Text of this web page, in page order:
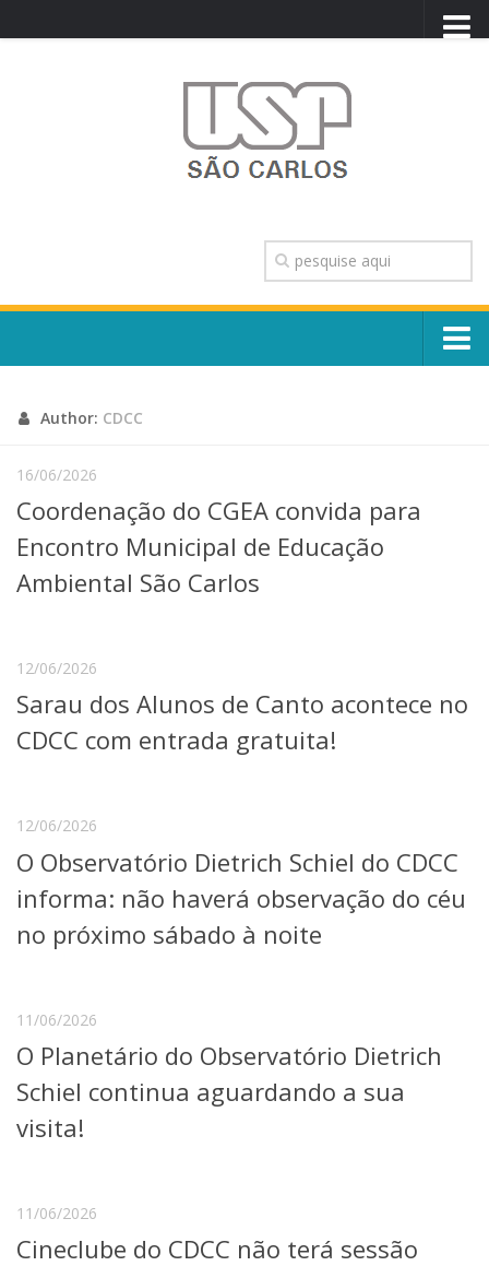
TRANSPARÊNCIA
OUVIDORIA
CONTATO
Escola, Institutos e Órgãos
Núcleos e Comissões
Telefones e Mapas
Graduação
Cursos de Extensão
Pesquisa e Inovação
Linhas de Pesquisa
Centros, Núcleos e Projetos em Rede
Transferência de Tecnologia
Extensão à Comunidade
Projetos, Programas e Cursos
Artes, Cultura e Esportes
Bibliotecas
Apoio ao Estudante
Segurança, Trânsito e Prevenção
RH, Administrativo e Financeiro
Jornal da USP
Agenda de Eventos
Author: CDCC
16/06/2026
Coordenação do CGEA convida para
Encontro Municipal de Educação
Ambiental São Carlos
12/06/2026
Sarau dos Alunos de Canto acontece no
CDCC com entrada gratuita!
12/06/2026
O Observatório Dietrich Schiel do CDCC
informa: não haverá observação do céu
no próximo sábado à noite
11/06/2026
O Planetário do Observatório Dietrich
Schiel continua aguardando a sua
visita!
11/06/2026
Cineclube do CDCC não terá sessão